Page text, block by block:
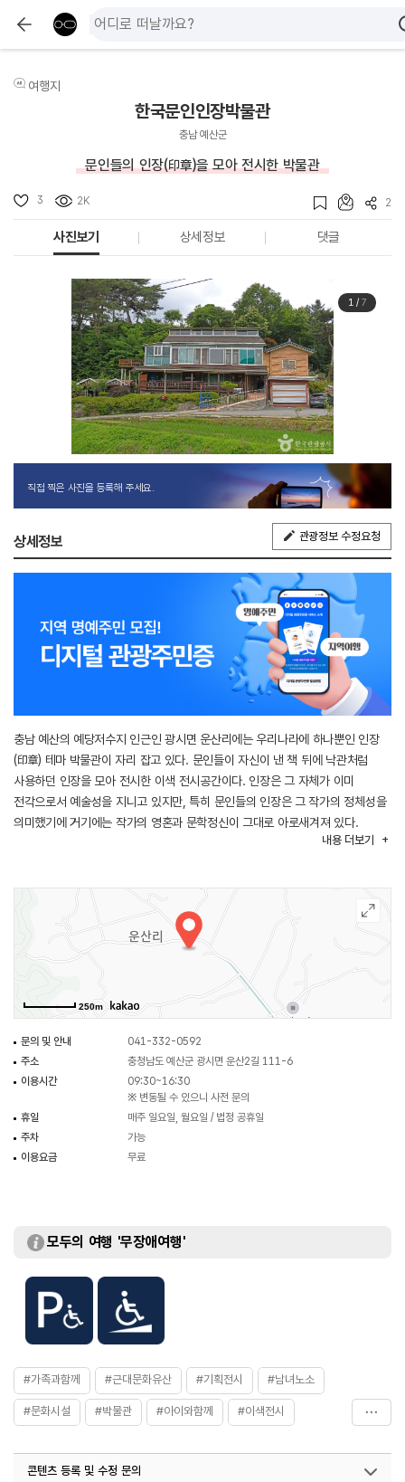
여행지
한국문인인장박물관
충남 예산군
문인들의 인장(印章)을 모아 전시한 박물관
3 2K 2
사진보기 상세정보 댓글
1/ 7
직접 찍은 사진을 등록해 주세요.
상세정보 관광정보 수정요청
충남 예산의 예당저수지 인근인 광시면 운산리에는 우리나라에 하나뿐인 인장
(印章) 테마 박물관이 자리 잡고 있다. 문인들이 자신이 낸 책 뒤에 낙관처럼
사용하던 인장을 모아 전시한 이색 전시공간이다. 인장은 그 자체가 이미
전각으로서 예술성을 지니고 있지만, 특히 문인들의 인장은 그 작가의 정체성을
의미했기에 거기에는 작가의 영혼과 문학정신이 그대로 아로새겨져 있다.
문학관이 소장하고 있는 인장은 한국 근·현대 문단사를 명멸했던 문인들의
내용 더보기
250m
문의 및 안내
041-332-0592
주소
충청남도 예산군 광시면 운산2길 111-6
이용시간
09:30~16:30
※ 변동될 수 있으니 사전 문의
휴일
매주 일요일, 월요일 / 법정 공휴일
주차
가능
이용요금
무료
모두의 여행 '무장애여행'
#가족과함께 #근대문화유산 #기획전시 #남녀노소
#문화시설 #박물관 #아이와함께 #이색전시
#충청권 #한국문인인장박물관
콘텐츠 등록 및 수정 문의